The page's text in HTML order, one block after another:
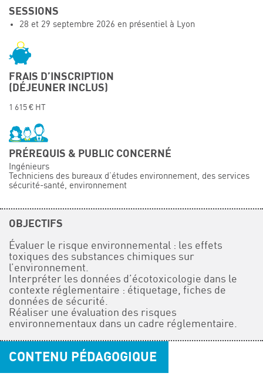
Événements
Contacts
SESSIONS
28 et 29 septembre 2026 en présentiel à Lyon
FRAIS D’INSCRIPTION
(DÉJEUNER INCLUS)
1 615 € HT
PRÉREQUIS & PUBLIC CONCERNÉ
Ingénieurs
Techniciens des bureaux d’études environnement, des services
sécurité-santé, environnement
OBJECTIFS
Évaluer le risque environnemental : les effets
toxiques des substances chimiques sur
l’environnement.
Interpréter les données d’écotoxicologie dans le
contexte réglementaire : étiquetage, fiches de
données de sécurité.
Réaliser une évaluation des risques
environnementaux dans un cadre réglementaire.
CONTENU PÉDAGOGIQUE